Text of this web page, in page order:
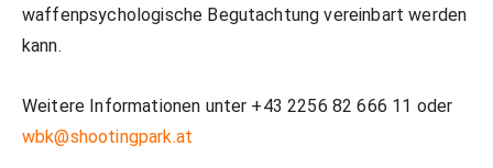
waffenpsychologische Begutachtung vereinbart werden
kann.
Weitere Informationen unter +43 2256 82 666 11 oder
wbk@shootingpark.at